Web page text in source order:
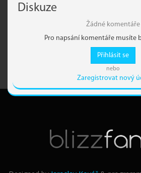
Diskuze
Žádné komentáře
Pro napsání komentáře musíte
Přihlásit se
nebo
Zaregistrovat nový